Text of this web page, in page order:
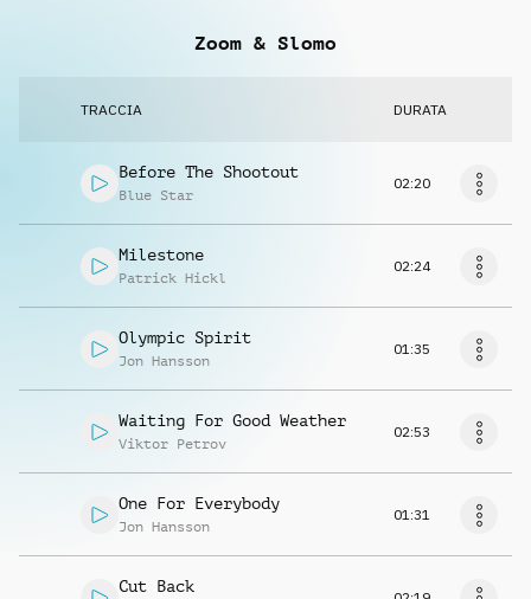
Zoom & Slomo
TRACCIA DURATA
Before The Shootout
Blue Star
02:20
Milestone
Patrick Hickl
02:24
Olympic Spirit
Jon Hansson
01:35
Waiting For Good Weather
Viktor Petrov
02:53
One For Everybody
Jon Hansson
01:31
Cut Back